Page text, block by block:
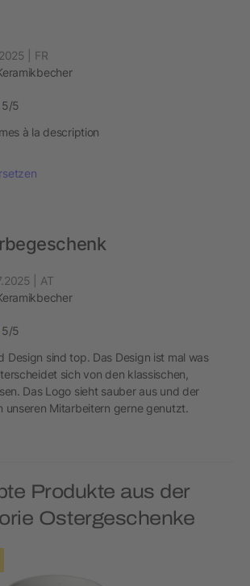
| FR
5/5
à la description
| AT
5/5
Design sind top. Das Design ist mal was
sich von den klassischen,
Das Logo sieht sauber aus und der
unseren Mitarbeitern gerne genutzt.
Produkte aus der
Ostergeschenke